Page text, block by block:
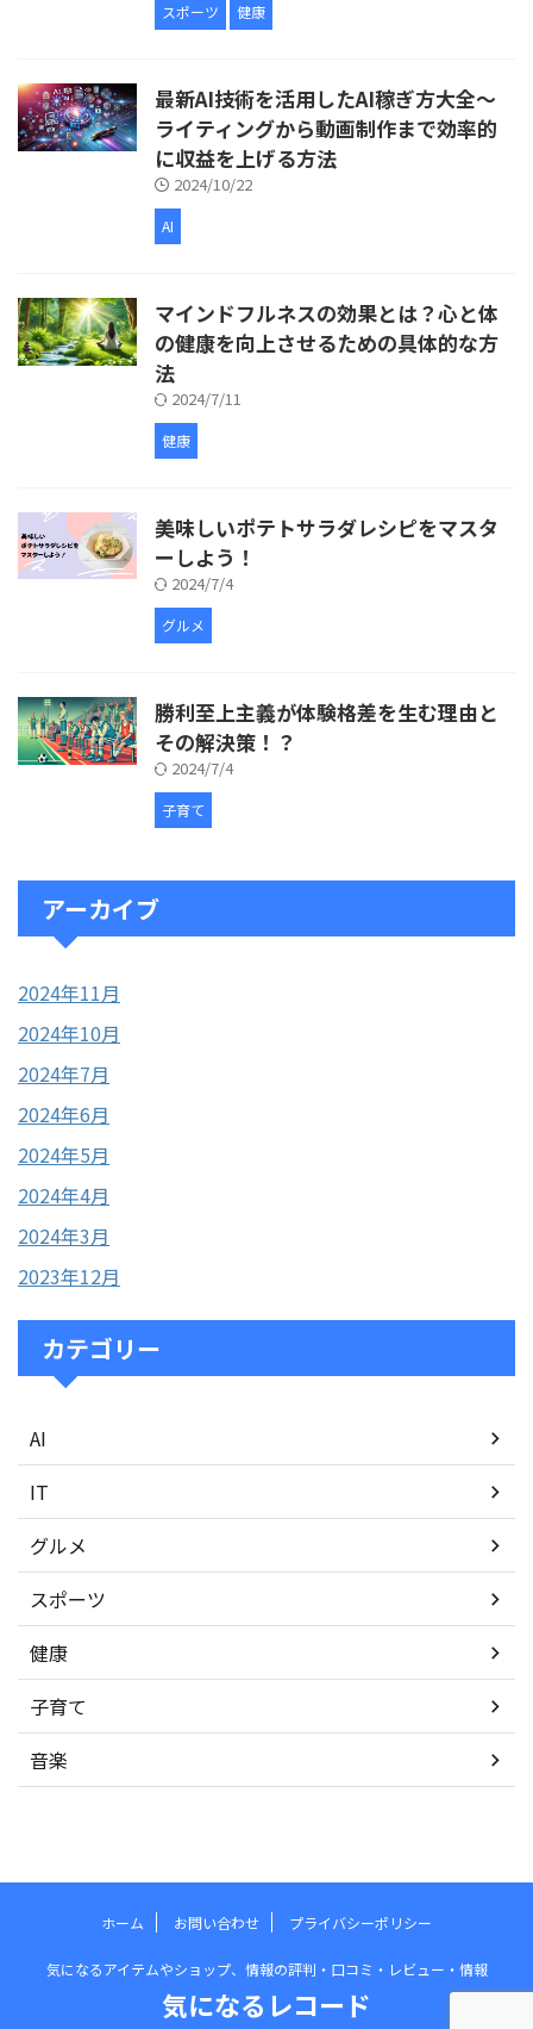
スポーツ 健康
最新AI技術を活用したAI稼ぎ方大全〜
ライティングから動画制作まで効率的
に収益を上げる方法
2024/10/22
AI
マインドフルネスの効果とは？心と体
の健康を向上させるための具体的な方
法
2024/7/11
健康
美味しいポテトサラダレシピをマスタ
ーしよう！
2024/7/4
グルメ
勝利至上主義が体験格差を生む理由と
その解決策！？
2024/7/4
子育て
アーカイブ
2024年11月
2024年10月
2024年7月
2024年6月
2024年5月
2024年4月
2024年3月
2023年12月
カテゴリー
AI
IT
グルメ
スポーツ
健康
子育て
音楽
ホーム お問い合わせ プライバシーポリシー
気になるアイテムやショップ、情報の評判・口コミ・レビュー・情報
気になるレコード